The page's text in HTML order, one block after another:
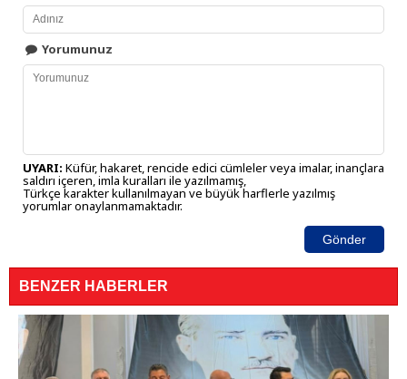
Yorumunuz
UYARI: Küfür, hakaret, rencide edici cümleler veya imalar, inançlara
saldırı içeren, imla kuralları ile yazılmamış,
Türkçe karakter kullanılmayan ve büyük harflerle yazılmış
yorumlar onaylanmamaktadır.
Gönder
BENZER HABERLER